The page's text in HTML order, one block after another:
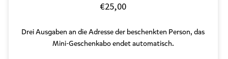
€25,00
Drei Ausgaben an die Adresse der beschenkten Person, das
Mini-Geschenkabo endet automatisch.